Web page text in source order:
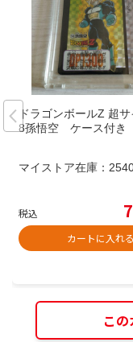
ドラゴンボールZ 超
8孫悟空 ケース付き
マイストア在庫：
税込
カートに入れる
こ